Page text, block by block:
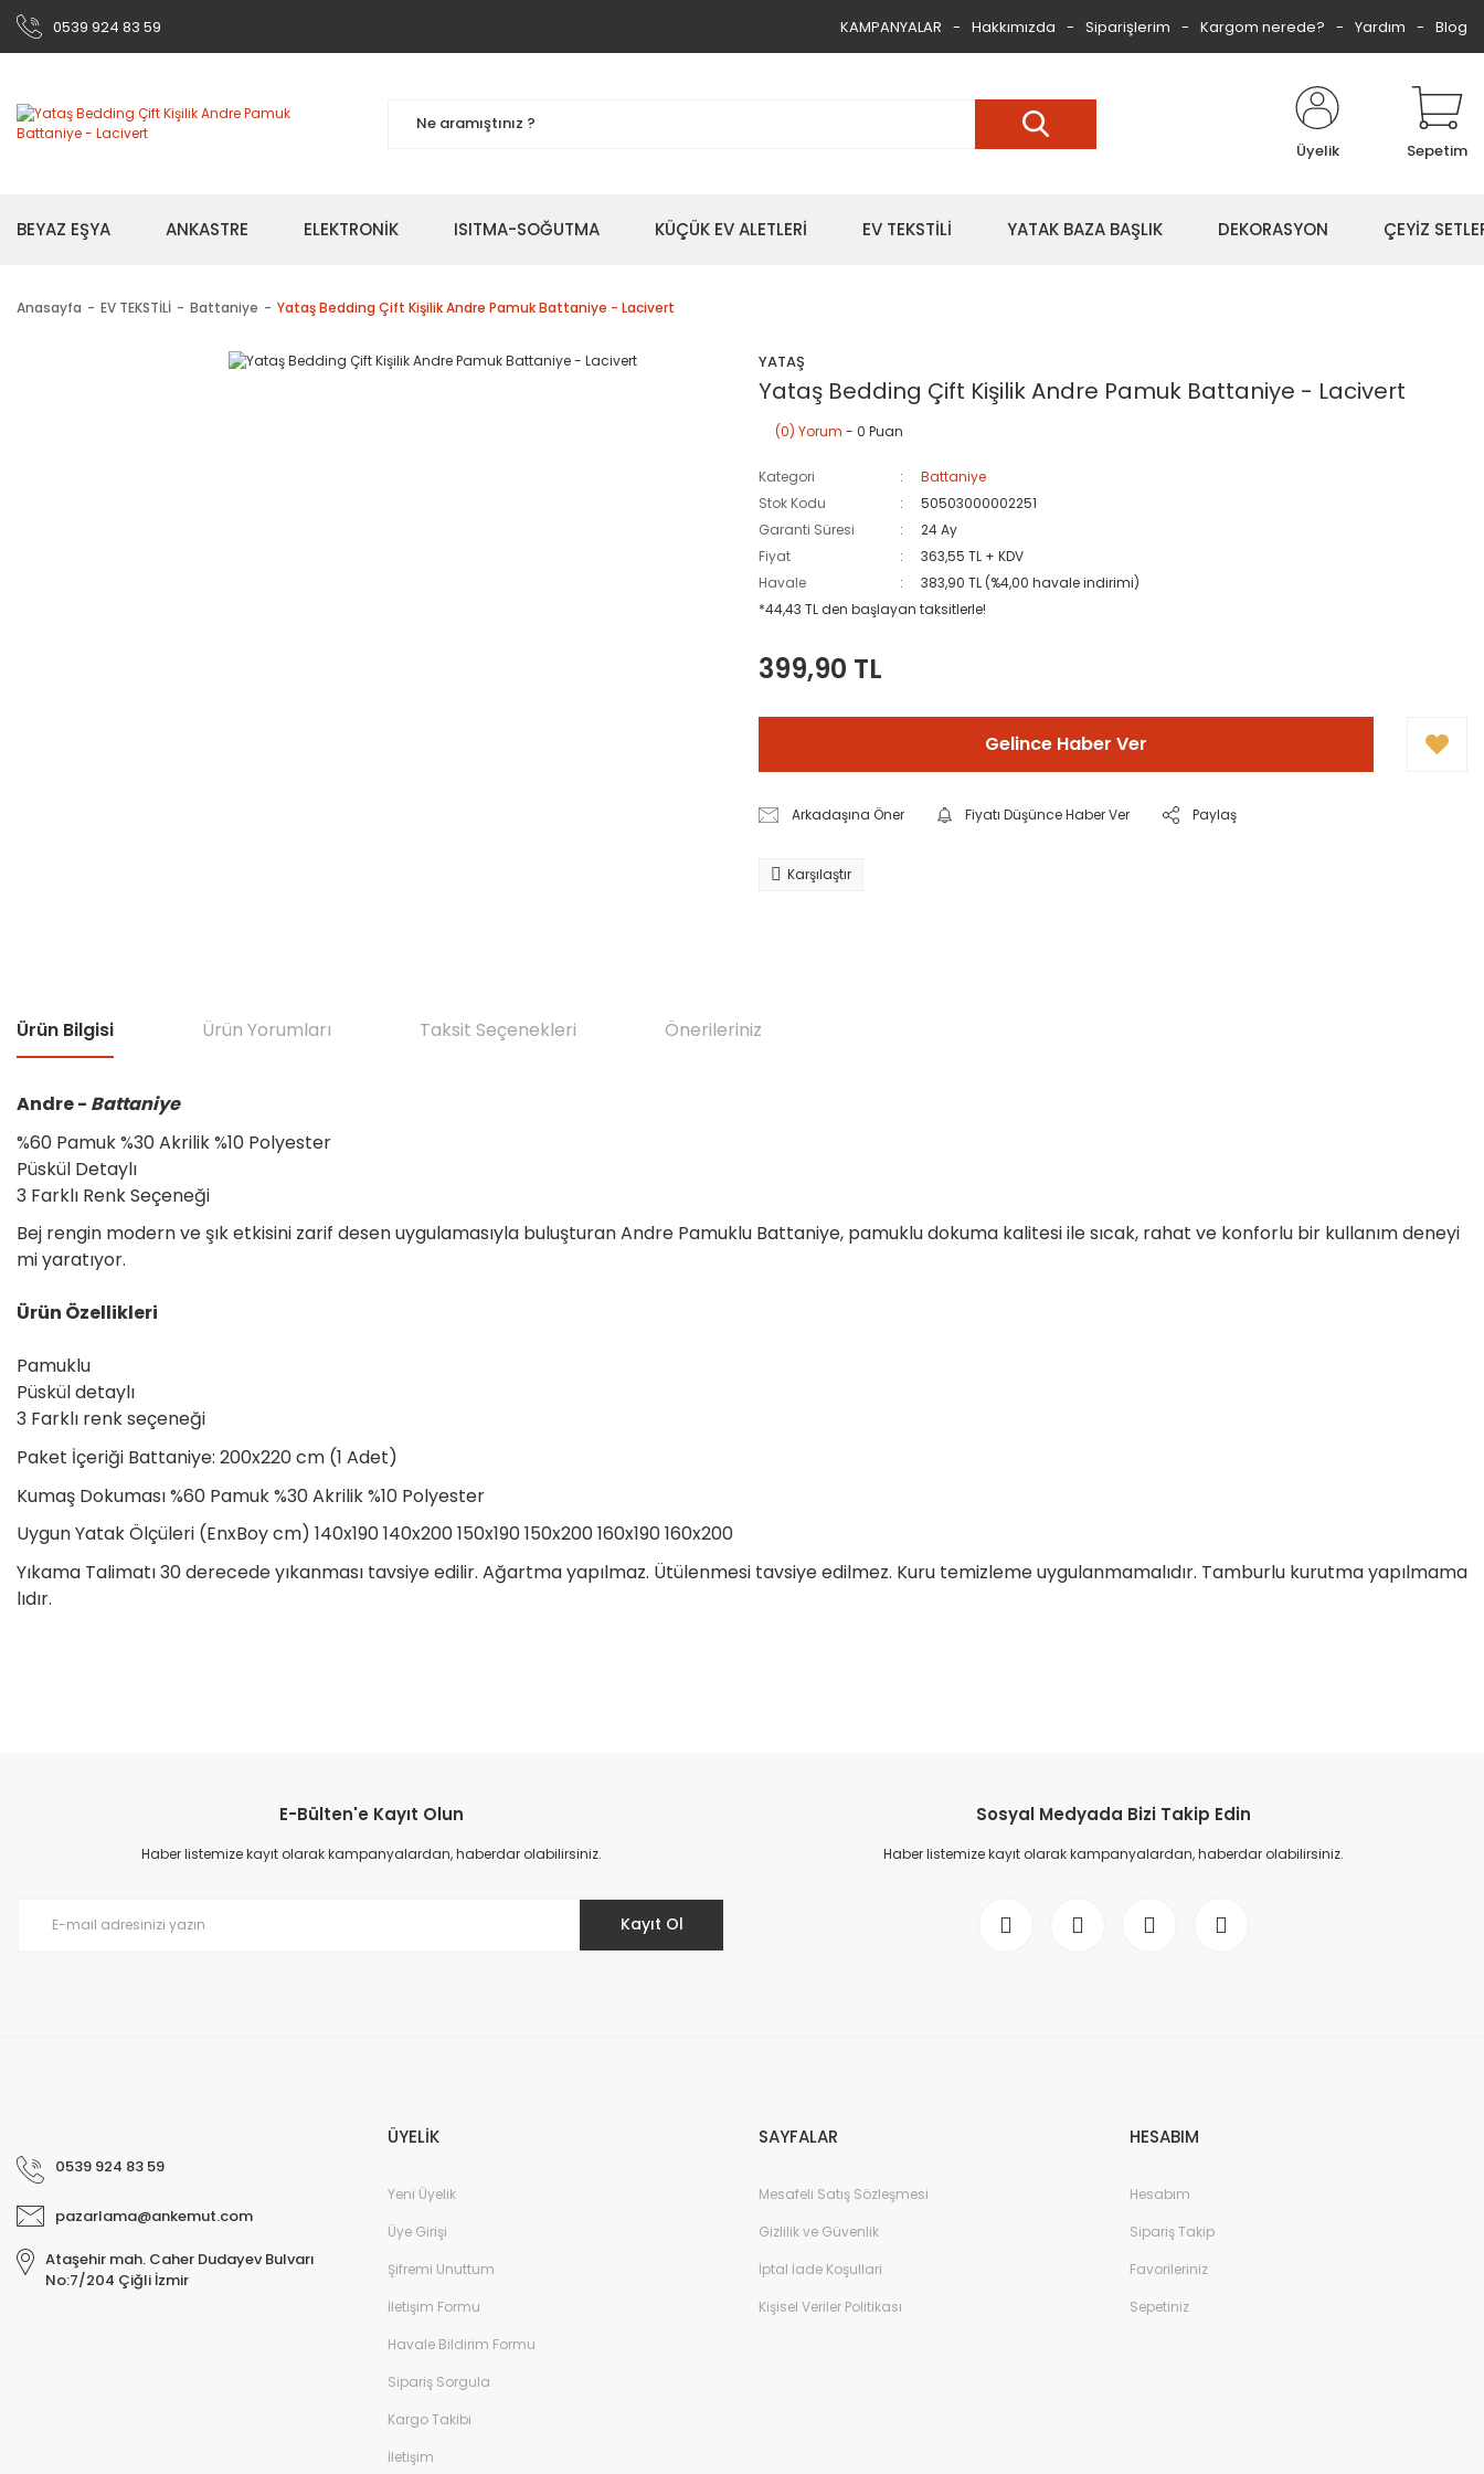
0539 924 83 59 KAMPANYALAR Hakkımızda Siparişlerim Kargom nerede? Yardım Blog
Üyelik Sepetim
BEYAZ EŞYA ANKASTRE ELEKTRONİK ISITMA-SOĞUTMA KÜÇÜK EV ALETLERİ EV TEKSTİLİ YATAK BAZA BAŞLIK DEKORASYON ÇEYİZ
Anasayfa EV TEKSTİLİ Battaniye Yataş Bedding Çift Kişilik Andre Pamuk Battaniye - Lacivert
YATAŞ
Yataş Bedding Çift Kişilik Andre Pamuk Battaniye - Lacivert
(0) Yorum - 0 Puan
Kategori
Battaniye
Stok Kodu
50503000002251
Garanti Süresi
24 Ay
Fiyat
363,55 TL + KDV
Havale
383,90 TL (%4,00 havale indirimi)
*44,43 TL den başlayan taksitlerle!
399,90 TL
Gelince Haber Ver
Arkadaşına Öner Fiyatı Düşünce Haber Ver Paylaş
Karşılaştır
Ürün Bilgisi Ürün Yorumları Taksit Seçenekleri Önerileriniz
Andre - Battaniye
%60 Pamuk %30 Akrilik %10 Polyester
Püskül Detaylı
3 Farklı Renk Seçeneği
Bej rengin modern ve şık etkisini zarif desen uygulamasıyla buluşturan Andre Pamuklu Battaniye, pamuklu dokuma kalitesi ile sıcak, rahat ve konforlu bir kullanım deneyi
mi yaratıyor.
Ürün Özellikleri
Pamuklu
Püskül detaylı
3 Farklı renk seçeneği
Paket İçeriği Battaniye: 200x220 cm (1 Adet)
Kumaş Dokuması %60 Pamuk %30 Akrilik %10 Polyester
Uygun Yatak Ölçüleri (EnxBoy cm) 140x190 140x200 150x190 150x200 160x190 160x200
Yıkama Talimatı 30 derecede yıkanması tavsiye edilir. Ağartma yapılmaz. Ütülenmesi tavsiye edilmez. Kuru temizleme uygulanmamalıdır. Tamburlu kurutma yapılmama
lıdır.
Ürün resmi kalitesiz, bozuk veya görüntülenemiyor.
Ürün açıklamasında eksik bilgiler bulunuyor.
E-Bülten'e Kayıt Olun
Haber listemize kayıt olarak kampanyalardan, haberdar olabilirsiniz.
Kayıt Ol
Sosyal Medyada Bizi Takip Edin
Haber listemize kayıt olarak kampanyalardan, haberdar olabilirsiniz.
0539 924 83 59
pazarlama@ankemut.com
Ataşehir mah. Caher Dudayev Bulvarı
No:7/204 Çiğli İzmir
ÜYELİK
Yeni Üyelik
Üye Girişi
Şifremi Unuttum
İletişim Formu
Havale Bildirim Formu
Sipariş Sorgula
Kargo Takibi
İletişim
SAYFALAR
Mesafeli Satış Sözleşmesi
Gizlilik ve Güvenlik
İptal İade Koşullari
Kişisel Veriler Politikası
HESABIM
Hesabım
Sipariş Takip
Favorileriniz
Sepetiniz